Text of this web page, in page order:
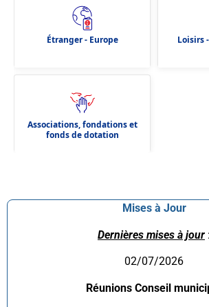
Mises à Jour
Dernières mises à jour :
02/07/2026
Réunions Conseil
Étranger - Europe Loisirs
Associations, fondations et
fonds de dotation